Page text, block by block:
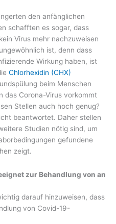
den anfänglichen
schafften es sogar, dass
Virus mehr nachzuweisen
ist, denn dass
Wirkung haben, ist
Chlorhexidin (CHX)
beim Menschen
das Corona-Virus vorkommt
Stellen auch hoch genug?
beantwortet. Daher stellen
Studien nötig sind, um
gefundene
zeigt.
zur Behandlung von an
darauf hinzuweisen, dass
von Covid-19-